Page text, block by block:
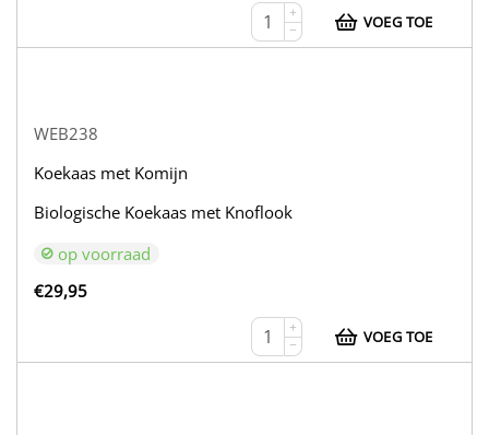
+
−
VOEG TOE
WEB238
Koekaas met Komijn
Biologische Koekaas met Knoflook
op voorraad
€29,95
+
−
VOEG TOE